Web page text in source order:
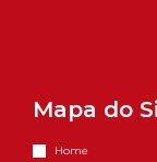
Mapa do
Home